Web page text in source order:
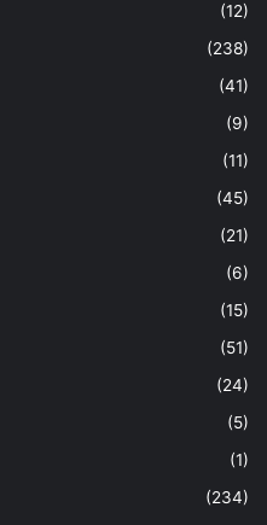
(12)
(238)
(41)
(9)
(11)
(45)
(21)
(6)
(15)
(51)
(24)
(5)
(1)
(234)